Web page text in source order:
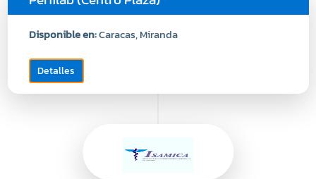
Disponible en:Caracas, Miranda
Detalles